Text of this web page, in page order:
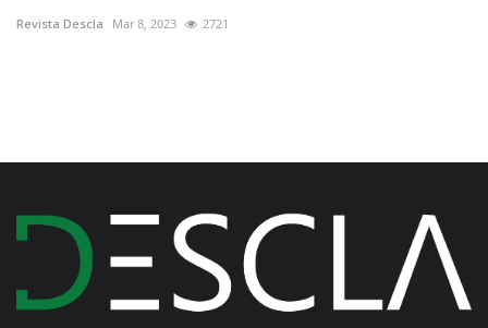
Revista Descla Mar 8, 2023 2721